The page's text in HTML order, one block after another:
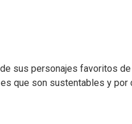
sus personajes favoritos
que son sustentables y